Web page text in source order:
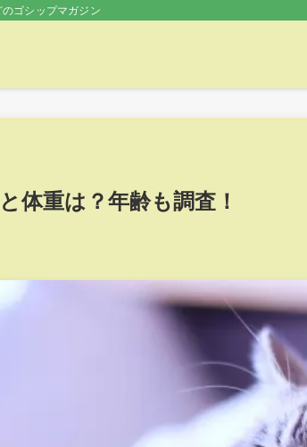
ゴシップマガジン
体重は？年齢も調査！